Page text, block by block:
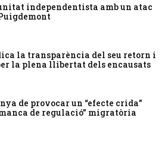
independentista amb un atac
la transparència del seu retorn i
la plena llibertat dels encausats
de provocar un “efecte crida”
de regulació” migratòria